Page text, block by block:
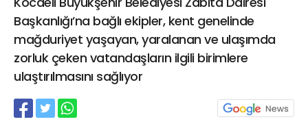
Başkanlığı’na bağlı ekipler, kent genelinde
mağduriyet yaşayan, yaralanan ve ulaşımda
zorluk çeken vatandaşların ilgili birimlere
ulaştırılmasını sağlıyor
21 Gölcük
02624132333
haber@golcukpostasi.com